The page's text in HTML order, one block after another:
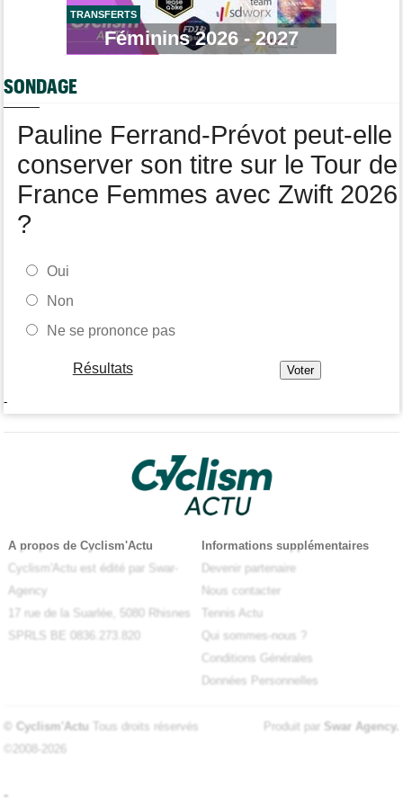
Tour de Pologne
Bart Lemmen fait coup double sur la 4e étape, UAE déçoit !
pour 1 an
Felix Gall remporte la 3e étape et prend les commandes du
général
TRANSFERTS
Féminins 2026 - 2027
SONDAGE
Pauline Ferrand-Prévot peut-elle
conserver son titre sur le Tour de
France Femmes avec Zwift 2026
?
Oui
Non
Ne se prononce pas
Résultats
-
A propos de Cyclism'Actu
Cyclism'Actu est édité par Swar-
Agency
17 rue de la Suarlée, 5080 Rhisnes
SPRLS BE 0836.273.820
Informations supplémentaires
Devenir partenaire
Nous contacter
Tennis Actu
Qui sommes-nous ?
Conditions Générales
Données Personnelles
© Cyclism'Actu Tous droits réservés
©2008-2026
Produit par Swar Agency.
-